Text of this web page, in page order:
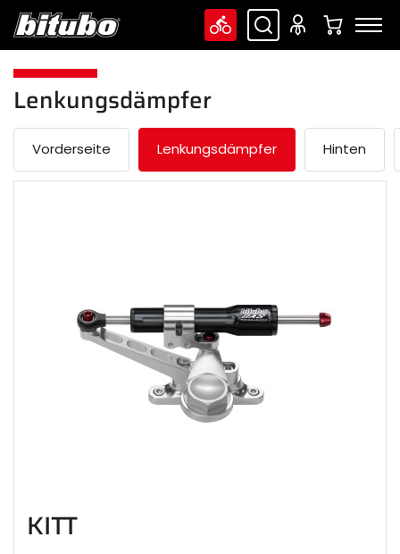
Lenkungsdämpfer
Vorderseite Lenkungsdämpfer Hinten
KITT